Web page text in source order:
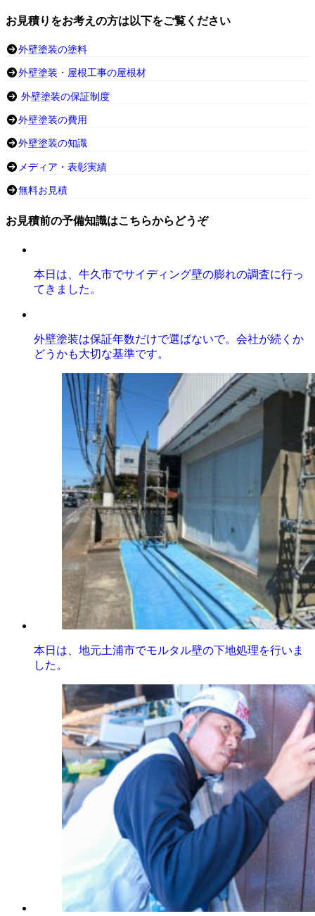
お見積りをお考えの方は以下をご覧ください
外壁塗装の塗料
外壁塗装・屋根工事の屋根材
外壁塗装の保証制度
外壁塗装の費用
外壁塗装の知識
メディア・表彰実績
無料お見積
お見積前の予備知識はこちらからどうぞ
本日は、牛久市でサイディング壁の膨れの調査に行っ
てきました。
外壁塗装は保証年数だけで選ばないで。会社が続くか
どうかも大切な基準です。
本日は、地元土浦市でモルタル壁の下地処理を行いま
した。